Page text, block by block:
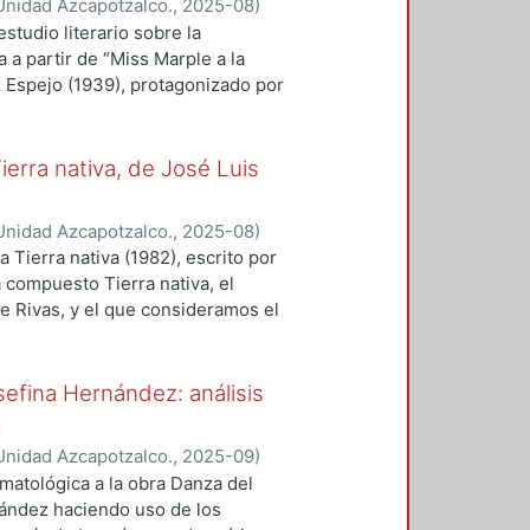
que guiará este trabajo
libre presenta variaciones y
se ha modificado conforme al
Azcapotzalco., 2025-08)
literario sobre la
a partir de “Miss Marple a la
(1939), protagonizado por
de narrativa policiaca, se hará
línea narrativa y se recurrirá a
del género policiaco. Mas
triunfa en el cuento, el objetivo
para las mujeres escritoras,
cuento, para después
la relación entre su camino
por Joseph Campbell y
nativa, de José Luis
Azcapotzalco., 2025-08)
Tierra nativa (1982), escrito por
Tierra nativa, el
Rivas, y el que consideramos el
mexicana. Nos interesa, más
de su composición, para, de
y realizaciones
de la lírica mexicana,
realizaciones formales son
estadios anteriores del
del contexto sociopolítico y
Hernández: análisis
Azcapotzalco., 2025-09)
a la obra Danza del
haciendo uso de los